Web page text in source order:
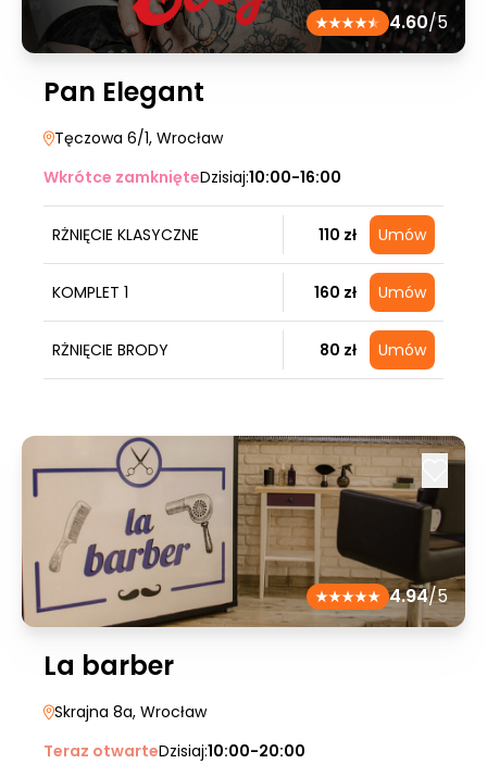
4.60/5
Pan Elegant
Tęczowa 6/1, Wrocław
Wkrótce zamknięteDzisiaj:10:00-16:00
RŻNIĘCIE KLASYCZNE 110 zł Umów
KOMPLET 1 160 zł Umów
RŻNIĘCIE BRODY 80 zł Umów
4.94/5
La barber
Skrajna 8a, Wrocław
Teraz otwarteDzisiaj:10:00-20:00